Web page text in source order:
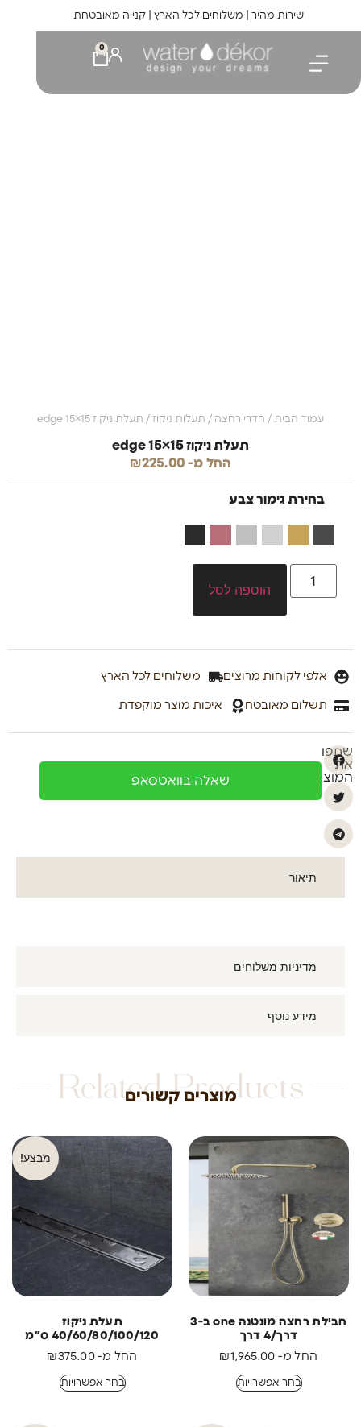
שירות מהיר | משלוחים לכל הארץ | קנייה מאובטחת
0
עמוד הבית / חדרי רחצה / תעלות ניקוז / תעלת ניקוז edge 15×15
תעלת ניקוז edge 15×15
החל מ-
₪225.00
בחירת גימור צבע
הוספה לסל
אלפי לקוחות מרוצים משלוחים לכל הארץ
תשלום מאובטח איכות מוצר מוקפדת
שתפו
את
המוצר
שאלה בוואטסאפ
תיאור
מדיניות משלוחים
מידע נוסף
Related Products
מוצרים קשורים
חבילת רחצה מונטנה one ב-3
דרך/4 דרך
החל מ-
₪1,965.00
בחר אפשרויות
מבצע!
תעלת ניקוז
40/60/80/100/120 ס״מ
החל מ-
₪375.00
בחר אפשרויות